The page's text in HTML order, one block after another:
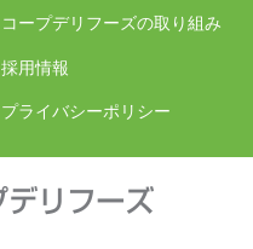
コープデリフーズの取り組み
採用情報
プライバシーポリシー